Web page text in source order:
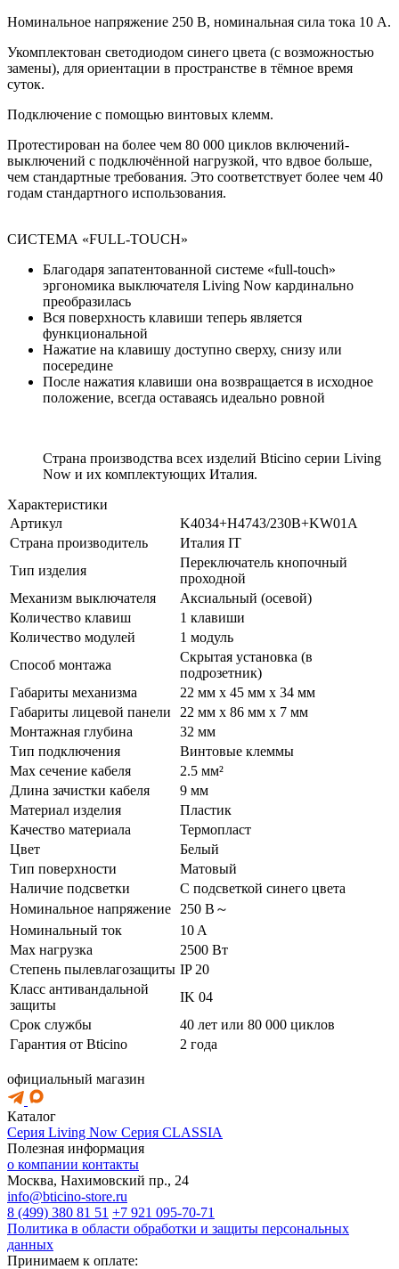
Номинальное напряжение 250 В, номинальная сила тока 10 A.
Укомплектован светодиодом синего цвета (с возможностью
замены), для ориентации в пространстве в тёмное время
суток.
Подключение с помощью винтовых клемм.
Протестирован на более чем 80 000 циклов включений-
выключений с подключённой нагрузкой, что вдвое больше,
чем стандартные требования. Это соответствует более чем 40
годам стандартного использования.
СИСТЕМА «FULL-TOUCH»
Благодаря запатентованной системе «full-touch»
эргономика выключателя Living Now кардинально
преобразилась
Вся поверхность клавиши теперь является
функциональной
Нажатие на клавишу доступно сверху, снизу или
посередине
После нажатия клавиши она возвращается в исходное
положение, всегда оставаясь идеально ровной
Страна производства всех изделий Bticino серии Living
Now и их комплектующих Италия.
Характеристики
Артикул
K4034+H4743/230B+KW01A
Страна производитель
Италия IT
Тип изделия
Переключатель кнопочный
проходной
Механизм выключателя
Аксиальный (осевой)
Количество клавиш
1 клавиши
Количество модулей
1 модуль
Способ монтажа
Скрытая установка (в
подрозетник)
Габариты механизма
22 мм x 45 мм x 34 мм
Габариты лицевой панели
22 мм x 86 мм x 7 мм
Монтажная глубина
32 мм
Тип подключения
Винтовые клеммы
Max сечение кабеля
2.5 мм²
Длина зачистки кабеля
9 мм
Материал изделия
Пластик
Качество материала
Термопласт
Цвет
Белый
Тип поверхности
Матовый
Наличие подсветки
С подсветкой синего цвета
Номинальное напряжение
250 В～
Номинальный ток
10 A
Max нагрузка
2500 Вт
Степень пылевлагозащиты IP 20
Класс антивандальной
защиты
IK 04
Срок службы
40 лет или 80 000 циклов
Гарантия от Bticino
2 года
официальный магазин
Каталог
Серия Living Now Серия CLASSIA
Полезная информация
о компании контакты
Москва, Нахимовский пр., 24
info@bticino-store.ru
8 (499) 380 81 51 +7 921 095-70-71
Политика в области обработки и защиты персональных
данных
Принимаем к оплате: